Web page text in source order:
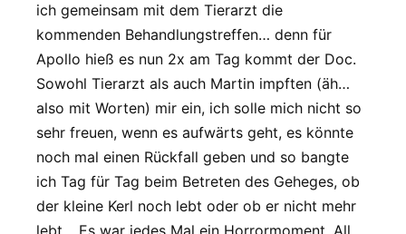
ich gemeinsam mit dem Tierarzt die
kommenden Behandlungstreffen… denn für
Apollo hieß es nun 2x am Tag kommt der Doc.
Sowohl Tierarzt als auch Martin impften (äh…
also mit Worten) mir ein, ich solle mich nicht so
sehr freuen, wenn es aufwärts geht, es könnte
noch mal einen Rückfall geben und so bangte
ich Tag für Tag beim Betreten des Geheges, ob
der kleine Kerl noch lebt oder ob er nicht mehr